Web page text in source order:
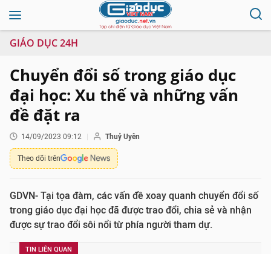
GIÁO DỤC 24H
Chuyển đổi số trong giáo dục
đại học: Xu thế và những vấn
đề đặt ra
14/09/2023 09:12 Thuỷ Uyên
Theo dõi trên
GDVN- Tại tọa đàm, các vấn đề xoay quanh chuyển đổi số
trong giáo dục đại học đã được trao đổi, chia sẻ và nhận
được sự trao đổi sôi nổi từ phía người tham dự.
TIN LIÊN QUAN